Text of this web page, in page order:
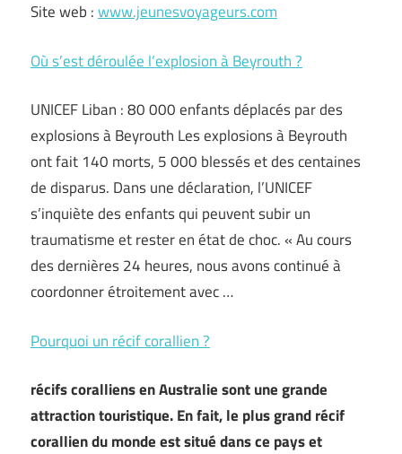
Site web :www.jeunesvoyageurs.com
Où s’est déroulée l’explosion à Beyrouth ?
UNICEF Liban : 80 000 enfants déplacés par des
explosions à Beyrouth Les explosions à Beyrouth
ont fait 140 morts, 5 000 blessés et des centaines
de disparus. Dans une déclaration, l’UNICEF
s’inquiète des enfants qui peuvent subir un
traumatisme et rester en état de choc. « Au cours
des dernières 24 heures, nous avons continué à
coordonner étroitement avec …
Pourquoi un récif corallien ?
récifs coralliens en Australie sont une grande
attraction touristique. En fait, le plus grand récif
corallien du monde est situé dans ce pays et